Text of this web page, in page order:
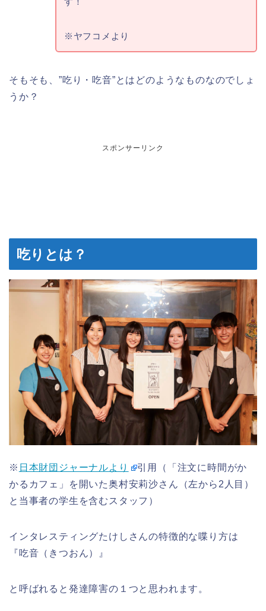
※ヤフコメより
そもそも、”吃り・吃音”とはどのようなものなのでしょ
うか？
スポンサーリンク
吃りとは？
※ 日本財団ジャーナルより
引用（「注文に時間がか
かるカフェ」を開いた奥村安莉沙さん（左から2人目）
と当事者の学生を含むスタッフ）
インタレスティングたけしさんの特徴的な喋り方は
『吃音（きつおん）』
と呼ばれると発達障害の１つと思われます。